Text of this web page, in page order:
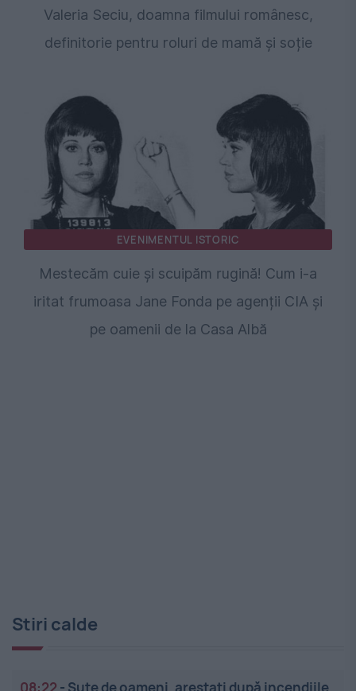
Valeria Seciu, doamna filmului românesc,
definitorie pentru roluri de mamă și soție
EVENIMENTUL ISTORIC
Mestecăm cuie și scuipăm rugină! Cum i-a
iritat frumoasa Jane Fonda pe agenții CIA și
pe oamenii de la Casa Albă
Stiri calde